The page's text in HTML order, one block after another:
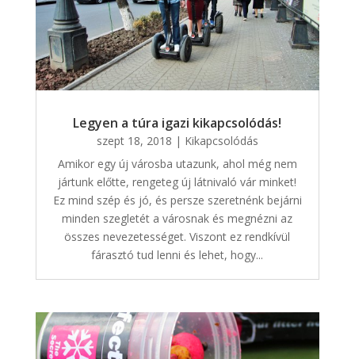
Legyen a túra igazi kikapcsolódás!
szept 18, 2018 | Kikapcsolódás
Amikor egy új városba utazunk, ahol még nem
jártunk előtte, rengeteg új látnivaló vár minket!
Ez mind szép és jó, és persze szeretnénk bejárni
minden szegletét a városnak és megnézni az
összes nevezetességet. Viszont ez rendkívül
fárasztó tud lenni és lehet, hogy...